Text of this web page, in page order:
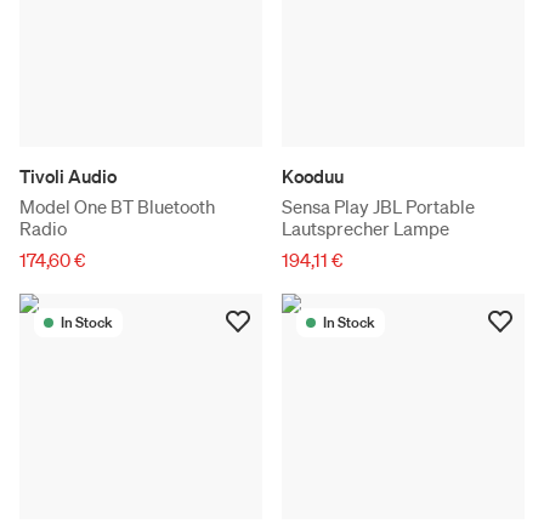
Tivoli Audio
Model One BT Bluetooth
Radio
174,60 €
Kooduu
Sensa Play JBL Portable
Lautsprecher Lampe
194,11 €
In Stock In Stock